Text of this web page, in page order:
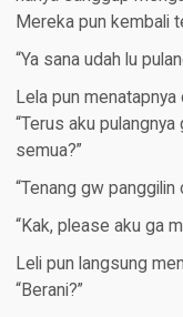
Mereka pun kembali
“Ya sana udah lu
Lela pun
“Terus aku
semua?”
“Tenang gw panggilin
“Kak, please aku ga
Leli pun langsung
“Berani?”